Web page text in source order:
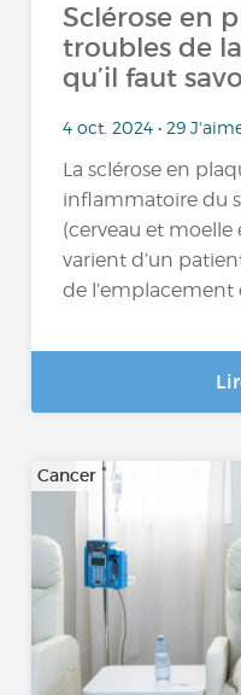
Sclérose en
troubles de
qu’il faut
4 oct. 2024 • 29
La sclérose en
inflammatoire du
(cerveau et moelle
varient d’un
de l’emplacement
Cancer